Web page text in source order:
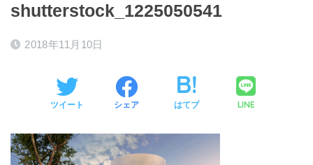
shutterstock_1225050541
2018年11月10日
ツイート シェア はてブ LINE